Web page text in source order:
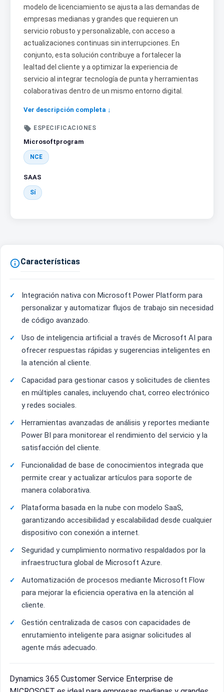
modelo de licenciamiento se ajusta a las demandas de
empresas medianas y grandes que requieren un
servicio robusto y personalizable, con acceso a
actualizaciones continuas sin interrupciones. En
conjunto, esta solución contribuye a fortalecer la
lealtad del cliente y a optimizar la experiencia de
servicio al integrar tecnología de punta y herramientas
colaborativas dentro de un mismo entorno digital.
Ver descripción completa ↓
 ESPECIFICACIONES
Microsoftprogram
NCE
SAAS
Sí
Características
Integración nativa con Microsoft Power Platform para
personalizar y automatizar flujos de trabajo sin necesidad
de código avanzado.
Uso de inteligencia artificial a través de Microsoft AI para
ofrecer respuestas rápidas y sugerencias inteligentes en
la atención al cliente.
Capacidad para gestionar casos y solicitudes de clientes
en múltiples canales, incluyendo chat, correo electrónico
y redes sociales.
Herramientas avanzadas de análisis y reportes mediante
Power BI para monitorear el rendimiento del servicio y la
satisfacción del cliente.
Funcionalidad de base de conocimientos integrada que
permite crear y actualizar artículos para soporte de
manera colaborativa.
Plataforma basada en la nube con modelo SaaS,
garantizando accesibilidad y escalabilidad desde cualquier
dispositivo con conexión a internet.
Seguridad y cumplimiento normativo respaldados por la
infraestructura global de Microsoft Azure.
Automatización de procesos mediante Microsoft Flow
para mejorar la eficiencia operativa en la atención al
cliente.
Gestión centralizada de casos con capacidades de
enrutamiento inteligente para asignar solicitudes al
agente más adecuado.
Dynamics 365 Customer Service Enterprise de